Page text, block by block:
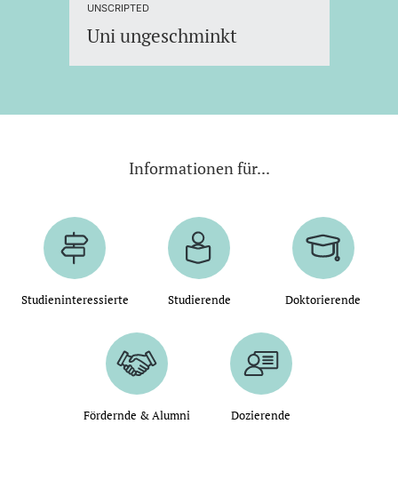
UNSCRIPTED
Uni ungeschminkt
Informationen für...
Studieninteressierte Studierende Doktorierende
Fördernde & Alumni Dozierende